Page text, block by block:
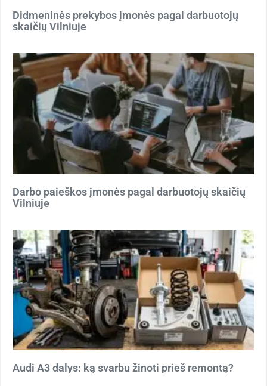
Didmeninės prekybos įmonės pagal darbuotojų
skaičių Vilniuje
Darbo paieškos įmonės pagal darbuotojų skaičių
Vilniuje
Audi A3 dalys: ką svarbu žinoti prieš remontą?